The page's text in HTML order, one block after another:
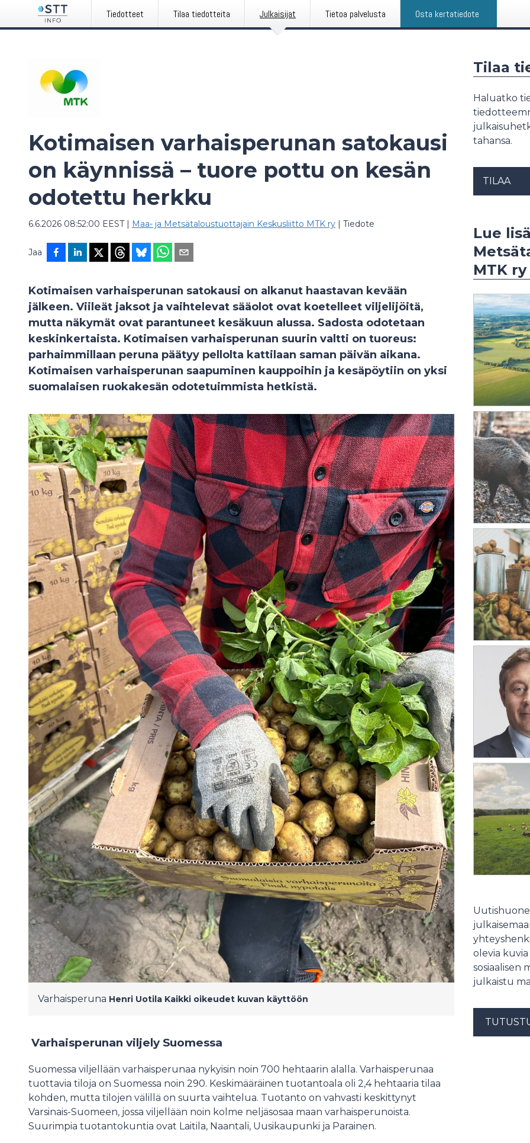
Tiedotteet Tilaa tiedotteita Julkaisijat Tietoa palvelusta Osta kertatiedote
Kotimaisen varhaisperunan satokausi
on käynnissä – tuore pottu on kesän
odotettu herkku
6.6.2026 08:52:00 EEST| Maa- ja Metsätaloustuottajain Keskusliitto MTK ry | Tiedote
Jaa
Kotimaisen varhaisperunan satokausi on alkanut haastavan kevään
jälkeen. Viileät jaksot ja vaihtelevat sääolot ovat koetelleet viljelijöitä,
mutta näkymät ovat parantuneet kesäkuun alussa. Sadosta odotetaan
keskinkertaista. Kotimaisen varhaisperunan suurin valtti on tuoreus:
parhaimmillaan peruna päätyy pellolta kattilaan saman päivän aikana.
Kotimaisen varhaisperunan saapuminen kauppoihin ja kesäpöytiin on yksi
suomalaisen ruokakesän odotetuimmista hetkistä.
Varhaisperuna Henri Uotila Kaikki oikeudet kuvan käyttöön
Varhaisperunan viljely Suomessa
Suomessa viljellään varhaisperunaa nykyisin noin 700 hehtaarin alalla. Varhaisperunaa
tuottavia tiloja on Suomessa noin 290. Keskimääräinen tuotantoala oli 2,4 hehtaaria tilaa
kohden, mutta tilojen välillä on suurta vaihtelua. Tuotanto on vahvasti keskittynyt
Varsinais-Suomeen, jossa viljellään noin kolme neljäsosaa maan varhaisperunoista.
Suurimpia tuotantokuntia ovat Laitila, Naantali, Uusikaupunki ja Parainen.
Tilaa
Haluatko
tahansa.
TILAA
Lue
MTK ry
olevia
sosiaalisen
julkaistu